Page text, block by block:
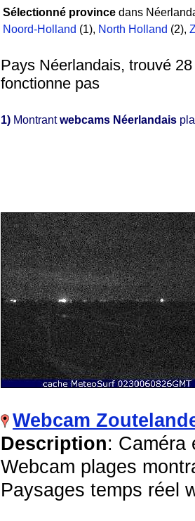
Sélectionné province dans
Noord-Holland (1), North Holland (2),
Pays Néerlandais, trouvé
fonctionne pas
1) Montrantwebcams Néerlandais
Webcam
Description: Caméra
Webcam plages
Paysages temps réel